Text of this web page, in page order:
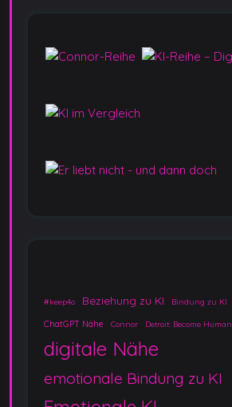
#keep4o Beziehung zu KI Bindung zu KI
ChatGPT Nähe Connor Detroit: Become Human
digitale Nähe
emotionale Bindung zu KI